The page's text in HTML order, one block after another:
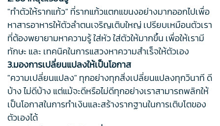
"ทำตัวให้รากแก้ว" ที่รากแก้วแตกแขนงอย่างมากออกไปเพื่อ
หาสารอาหารให้ตัวลำตนเจริญเติบใหญ่ เปรียบเหมือนตัวเรา
ที่ต้องพยายามหาความรู้ ใส่หัว ใส่ตัวให้มากขึ้น เพื่อให้เรามี
ทักษะ และ เทคนิคในการแสวงหาความสำเร็จให้ตัวเอง
3.มองการเปลี่ยนแปลงให้เป็นโอกาส
"ความเปลี่ยนแปลง" ทุกอย่างทุกสิ่งเปลี่ยนแปลงทุกวินาที ดี
บ้าง ไม่ดีบ้าง แต่แม้จะดีหรือไม่ดีทุกอย่างเราสามารถพลิกให้
เป็นโอกาสในการทำเงินและสร้างรากฐานในการเติบโตของ
ตัวเองได้